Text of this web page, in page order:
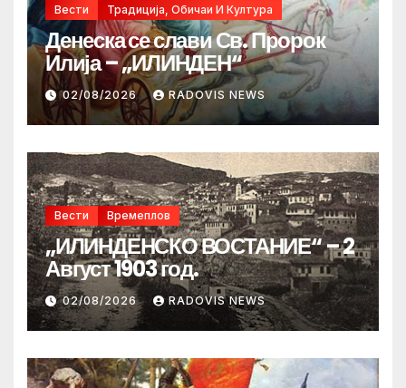
Вести Традиција, Обичаи И Култура
Денеска се слави Св. Пророк
Илија – „ИЛИНДЕН“
02/08/2026 RADOVIS NEWS
Вести Времеплов
„ИЛИНДЕНСКО ВОСТАНИЕ“ – 2
Август 1903 год.
02/08/2026 RADOVIS NEWS